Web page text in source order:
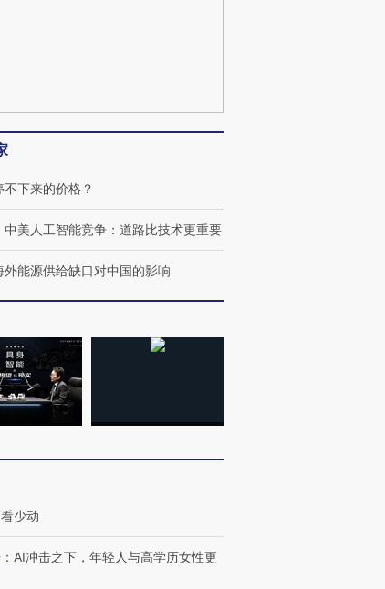
不下来的价格？
中美人工智能竞争：道路比技术更重要
外能源供给缺口对中国的影响
少动
： AI冲击之下，年轻人与高学历女性更